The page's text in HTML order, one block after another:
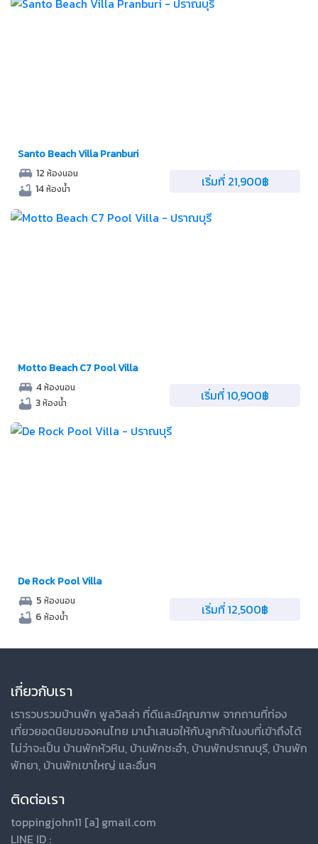
Santo Beach Villa Pranburi
12 ห้องนอน
14ห้องน้ำ เริ่มที่ 21,900฿
Motto Beach C7 Pool Villa
4ห้องนอน
3ห้องน้ำ เริ่มที่ 10,900฿
De Rock Pool Villa
5 ห้องนอน
6 ห้องน้ำ เริ่มที่ 12,500฿
เกี่ยวกับเรา
เรารวบรวมบ้านพัก พูลวิลล่า ที่ดีและมีคุณภาพ จากถานที่ท่อง
เที่ยวยอดนิยมของคนไทย มานำเสนอให้กับลูกค้าในงบที่เข้าถึงได้
ไม่ว่าจะเป็น บ้านพักหัวหิน, บ้านพักชะอำ, บ้านพักปราณบุรี, บ้านพัก
พัทยา, บ้านพักเขาใหญ่ และอื่นๆ
ติดต่อเรา
toppingjohn11 [a] gmail.com
LINE ID :